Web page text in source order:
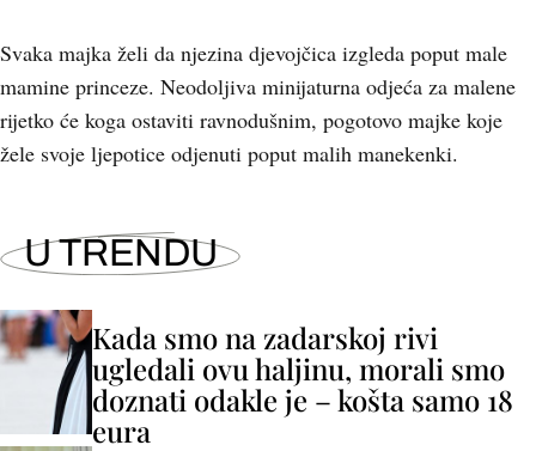
Svaka majka želi da njezina djevojčica izgleda poput male
mamine princeze. Neodoljiva minijaturna odjeća za malene
rijetko će koga ostaviti ravnodušnim, pogotovo majke koje
žele svoje ljepotice odjenuti poput malih manekenki.
U TRENDU
Kada smo na zadarskoj rivi
ugledali ovu haljinu, morali smo
doznati odakle je – košta samo 18
eura